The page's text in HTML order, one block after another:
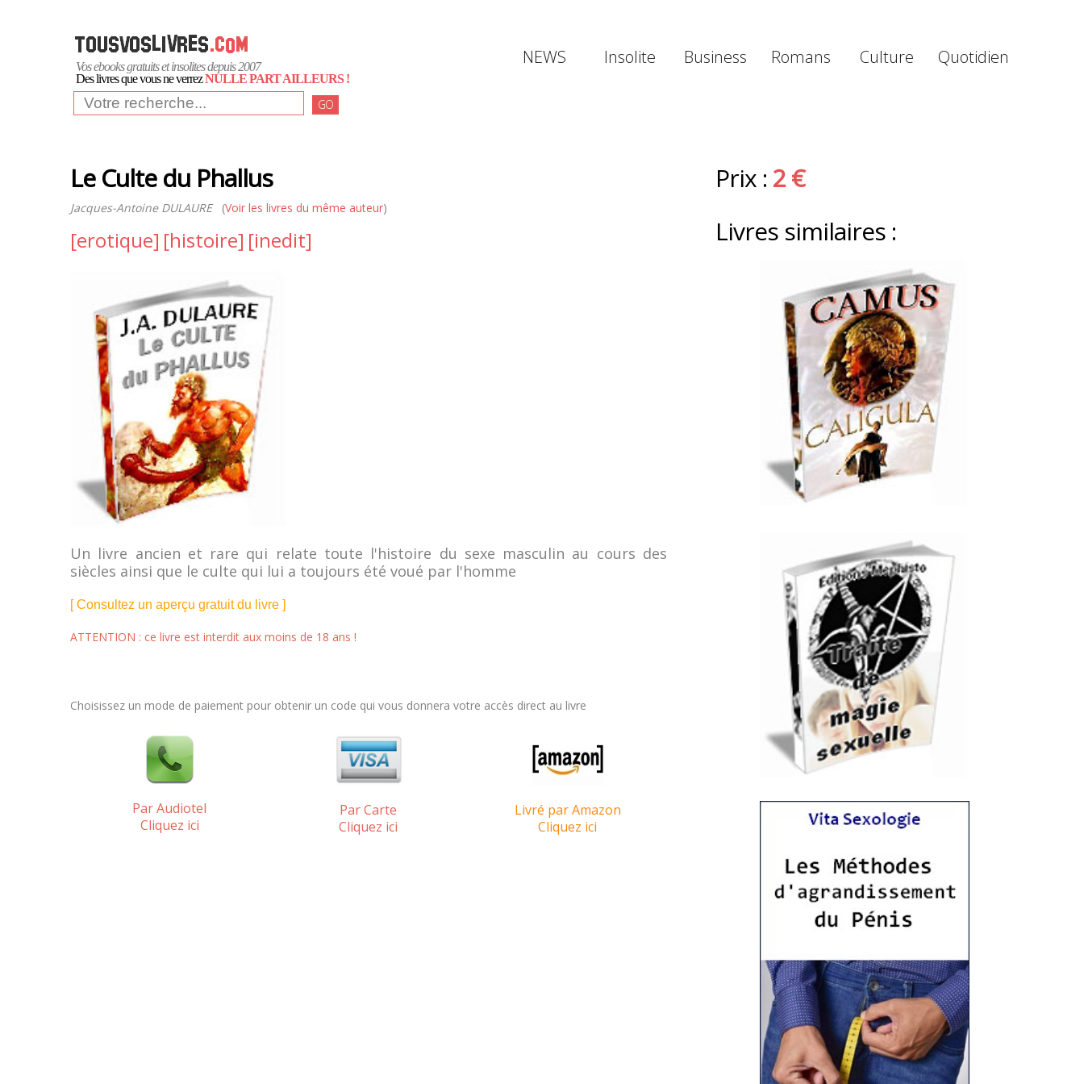
Vos ebooks gratuits et insolites depuis 2007
Des livres que vous ne verrezNULLE PART AILLEURS !
GO
NEWS Insolite Business Romans Culture Quotidien
Le Culte du Phallus
Jacques-Antoine DULAURE(Voir les livres du même auteur)
[erotique] [histoire] [inedit]
Un livre ancien et rare qui relate toute l'histoire du sexe masculin au cours des
siècles ainsi que le culte qui lui a toujours été voué par l'homme
[ Consultez un aperçu gratuit du livre ]
ATTENTION : ce livre est interdit aux moins de 18 ans !
Choisissez un mode de paiement pour obtenir un code qui vous donnera votre accès direct au livre
Par Audiotel
Cliquez ici
Par Carte
Cliquez ici
Livré par Amazon
Cliquez ici
Prix : 2 €
Livres similaires :